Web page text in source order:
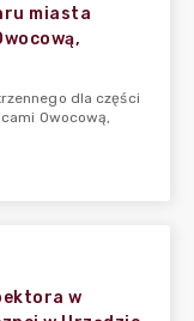
miasta
dla części
Owocową,
w